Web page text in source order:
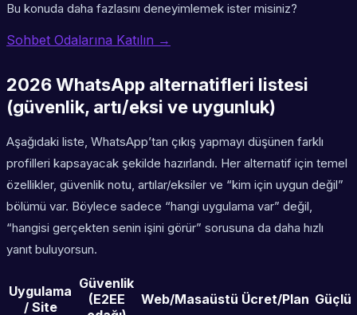
Bu konuda daha fazlasını deneyimlemek ister misiniz?
Sohbet Odalarına Katılın →
2026 WhatsApp alternatifleri listesi
(güvenlik, artı/eksi ve uygunluk)
Aşağıdaki liste, WhatsApp’tan çıkış yapmayı düşünen farklı
profilleri kapsayacak şekilde hazırlandı. Her alternatif için temel
özellikler, güvenlik notu, artılar/eksiler ve “kim için uygun değil”
bölümü var. Böylece sadece “hangi uygulama var” değil,
“hangisi gerçekten senin işini görür” sorusuna da daha hızlı
yanıt buluyorsun.
Uygulama
/ Site
Güvenlik
(E2EE
Web/Masaüstü Ücret/Plan Güçlü